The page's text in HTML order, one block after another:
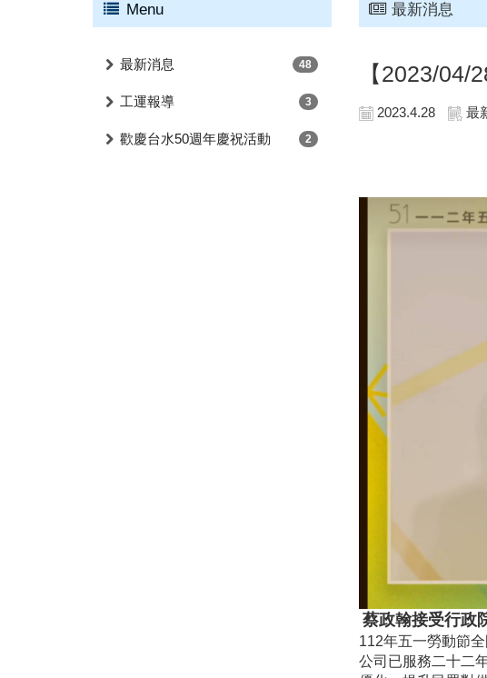
Menu
最新消息 48
工運報導 3
歡慶台水50週年慶祝活動 2
最新消息
【2023/04/
2023.4.28 最
蔡政翰接受行政
112年五一勞動節
公司已服務二十二